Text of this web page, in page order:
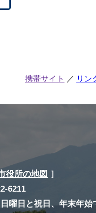
携帯サイト リン
役所の地図 ］
6211
曜日と祝日、年末年始